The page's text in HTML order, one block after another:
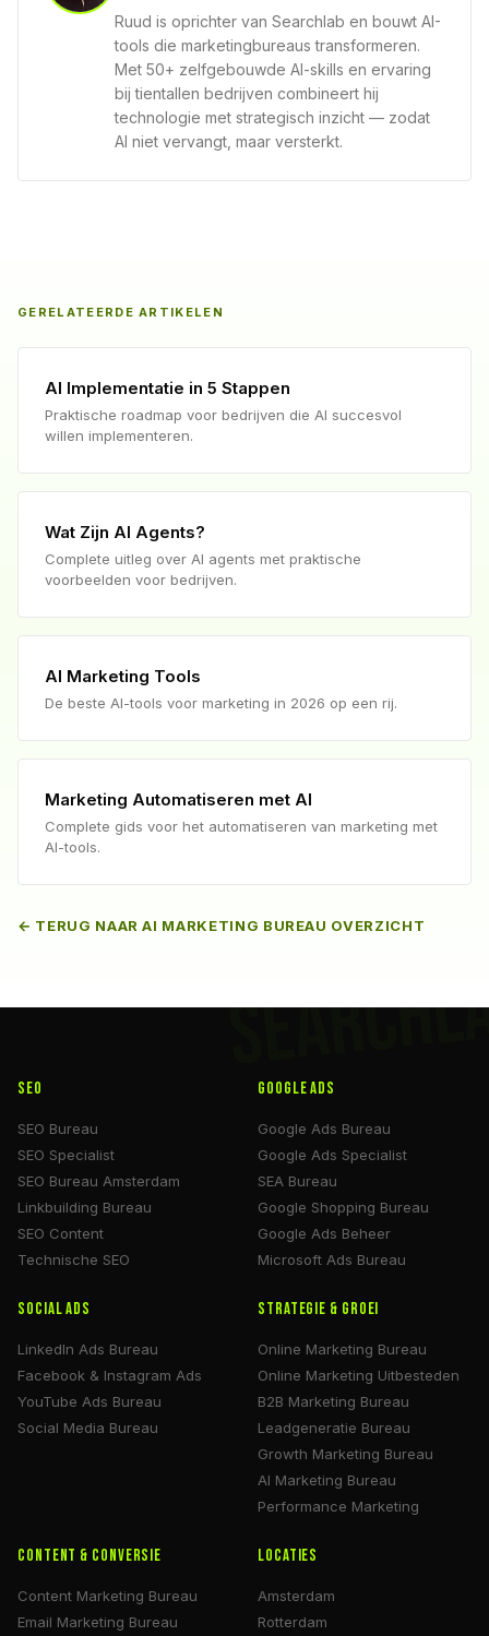
Ruud is oprichter van Searchlab en bouwt AI-
tools die marketingbureaus transformeren.
Met 50+ zelfgebouwde AI-skills en ervaring
bij tientallen bedrijven combineert hij
technologie met strategisch inzicht — zodat
AI niet vervangt, maar versterkt.
GERELATEERDE ARTIKELEN
AI Implementatie in 5 Stappen
Praktische roadmap voor bedrijven die AI succesvol
willen implementeren.
Wat Zijn AI Agents?
Complete uitleg over AI agents met praktische
voorbeelden voor bedrijven.
AI Marketing Tools
De beste AI-tools voor marketing in 2026 op een rij.
Marketing Automatiseren met AI
Complete gids voor het automatiseren van marketing met
AI-tools.
← TERUG NAAR AI MARKETING BUREAU OVERZICHT
SEO
SEO Bureau
SEO Specialist
SEO Bureau Amsterdam
Linkbuilding Bureau
SEO Content
Technische SEO
Google Ads
Google Ads Bureau
Google Ads Specialist
SEA Bureau
Google Shopping Bureau
Google Ads Beheer
Microsoft Ads Bureau
Social Ads
LinkedIn Ads Bureau
Facebook & Instagram Ads
YouTube Ads Bureau
Social Media Bureau
Strategie & Groei
Online Marketing Bureau
Online Marketing Uitbesteden
B2B Marketing Bureau
Leadgeneratie Bureau
Growth Marketing Bureau
AI Marketing Bureau
Performance Marketing
Content & Conversie
Content Marketing Bureau
Email Marketing Bureau
Locaties
Amsterdam
Rotterdam